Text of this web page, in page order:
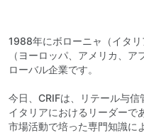
1988年にボローニャ（イタ
（ヨーロッパ、アメリカ、
ローバル企業です。
今日、CRIFは、リテール与
イタリアにおけるリーダーで
市場活動で培った専門知識に